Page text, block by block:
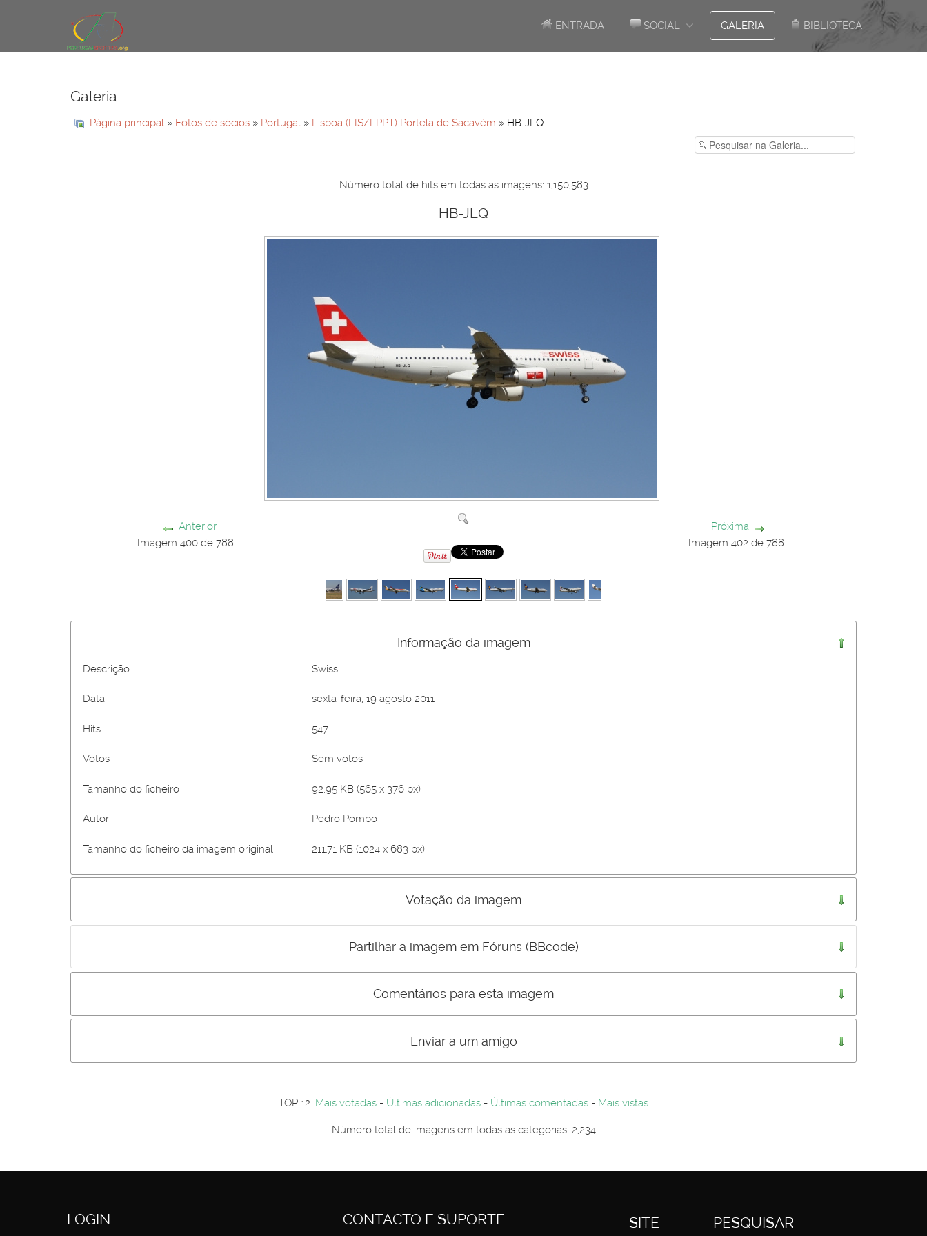
ENTRADA SOCIAL GALERIA BIBLIOTECA
Galeria
Página principal » Fotos de sócios » Portugal » Lisboa (LIS/LPPT) Portela de Sacavém » HB-JLQ
Número total de hits em todas as imagens: 1,150,583
HB-JLQ
Anterior
Imagem 400 de 788
Próxima
Imagem 402 de 788
Informação da imagem
Descrição Swiss
Data sexta-feira, 19 agosto 2011
Hits 547
Votos Sem votos
Tamanho do ficheiro 92.95 KB (565 x 376 px)
Autor Pedro Pombo
Tamanho do ficheiro da imagem original 211.71 KB (1024 x 683 px)
Votação da imagem
Mau Bom
Partilhar a imagem em Fóruns (BBcode)
Incluir imagem :
Comentários para esta imagem
Os comentário não são visiveis para visitantes. Por-favor registe-se...
Os visitantes não estão autorizados a colocar comentários. Por-favor registe-se...Enviar a um amigo
Primeiro autentique-se...
TOP 12: Mais votadas - Últimas adicionadas - Últimas comentadas - Mais vistas
Número total de imagens em todas as categorias: 2,234
LOGIN CONTACTO E SUPORTE SITE PESQUISAR